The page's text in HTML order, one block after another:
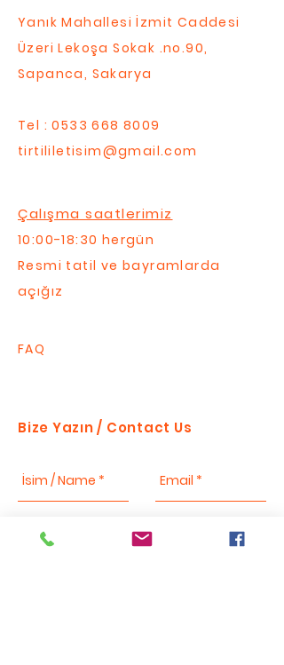
Yanık Mahallesi İzmit Caddesi
Üzeri Lekoşa Sokak .no.90,
Sapanca, Sakarya
Tel :0533 668 8009
tirtililetisim@gmail.com
Çalışma saatlerimiz
10:00-18:30 hergün
Resmi tatil ve bayramlarda
açığız
FAQ
Bize Yazın / Contact Us